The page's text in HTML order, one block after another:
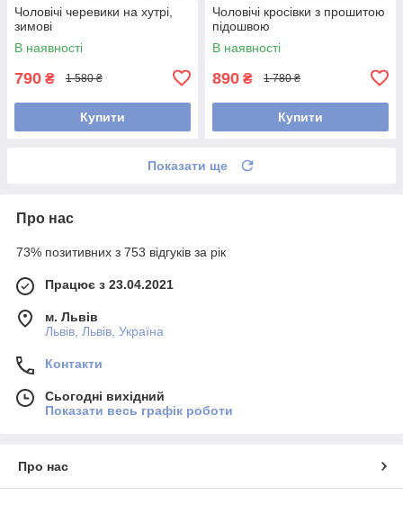
Чоловічі черевики на хутрі,
зимові
В наявності
790 ₴ 1 580 ₴
Купити
Чоловічі кросівки з прошитою
підошвою
В наявності
890 ₴ 1 780 ₴
Купити
Показати ще
Про нас
73% позитивних з 753 відгуків за рік
Працює з 23.04.2021
м. Львів
Львів, Львів, Україна
Контакти
Сьогодні вихідний
Показати весь графік роботи
Про нас